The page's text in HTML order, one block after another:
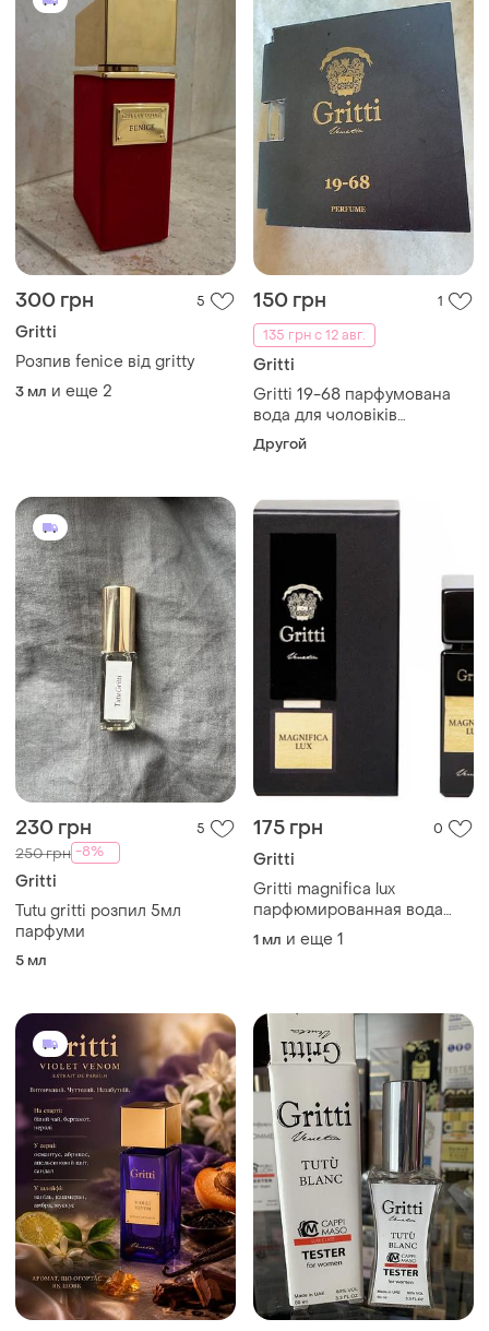
300 грн 5
Gritti
Розпив fenice від gritty
3 мл и еще 2
150 грн
1
135 грн с 12 авг.
Gritti
Gritti 19-68 парфумована
вода для чоловіків
(пробник)
Другой
230 грн 5
250 грн -8%
Gritti
Tutu gritti розпил 5мл
парфуми
5 мл
175 грн 0
Gritti
Gritti magnifica lux
парфюмированная вода
(пробник) 2ml
1 мл и еще 1